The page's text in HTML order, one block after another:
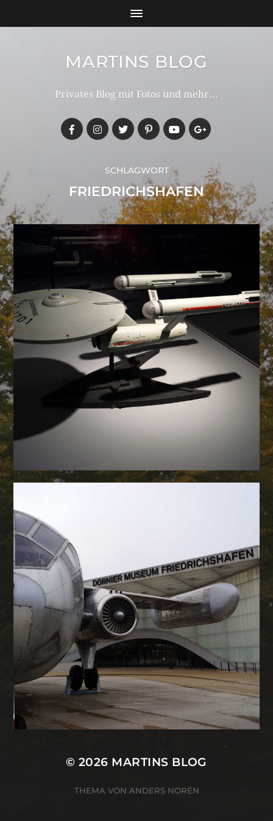
MARTINS BLOG
Privates Blog mit Fotos und mehr...
SCHLAGWORT
FRIEDRICHSHAFEN
© 2026 MARTINS BLOG
THEMA VON ANDERS NORÉN